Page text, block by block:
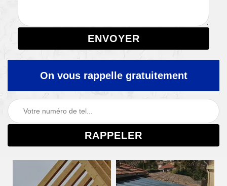
On vous rappelle gratuitement